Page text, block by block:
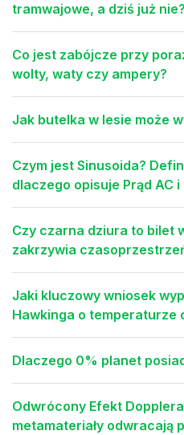
tramwajowe, a dziś już nie?
Co jest zabójcze przy
wolty, waty czy ampery?
Jak butelka w lesie może
Czym jest Sinusoida?
dlaczego opisuje Prąd AC i
Czy czarna dziura to bilet
zakrzywia
Jaki kluczowy wniosek
Hawkinga o temperaturze
Dlaczego 0% planet
Odwrócony Efekt
metamateriały odwracają